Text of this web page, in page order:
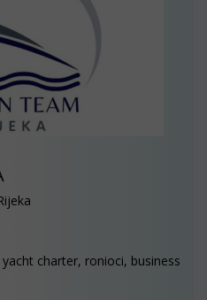
charter, ronioci, business